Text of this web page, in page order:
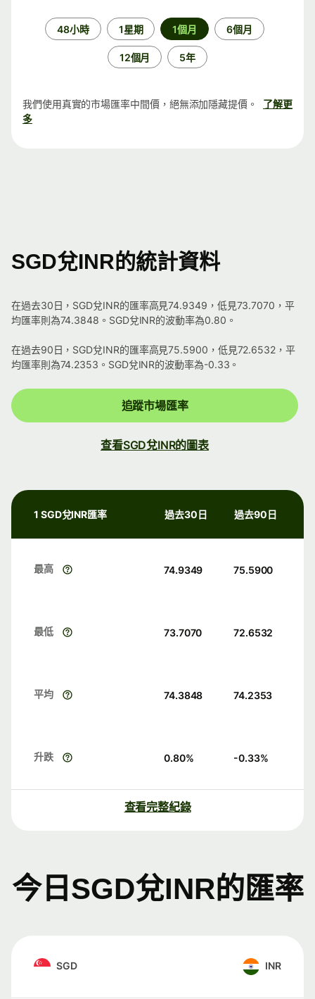
48小時 1星期 1個月 6個月
12個月 5年
我們使用真實的市場匯率中間價，絕無添加隱藏提價。
了解更
多
SGD兌INR的統計資料
在過去30日，SGD兌INR的匯率高見74.9349，低見73.7070，平
均匯率則為74.3848。SGD兌INR的波動率為0.80。
在過去90日，SGD兌INR的匯率高見75.5900，低見72.6532，平
均匯率則為74.2353。SGD兌INR的波動率為-0.33。
追蹤市場匯率
查看SGD兌INR的圖表
1 SGD兌INR匯率 過去30日 過去90日
最高 74.9349 75.5900
最低 73.7070 72.6532
平均 74.3848 74.2353
升跌 0.80% -0.33%
查看完整紀錄
今日SGD兌INR的匯率
SGD INR